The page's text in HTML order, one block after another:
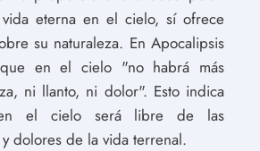
eterna en el cielo, sí ofrece
su naturaleza. En Apocalipsis
en el cielo "no habrá más
ni llanto, ni dolor". Esto indica
el cielo será libre de las
dolores de la vida terrenal.